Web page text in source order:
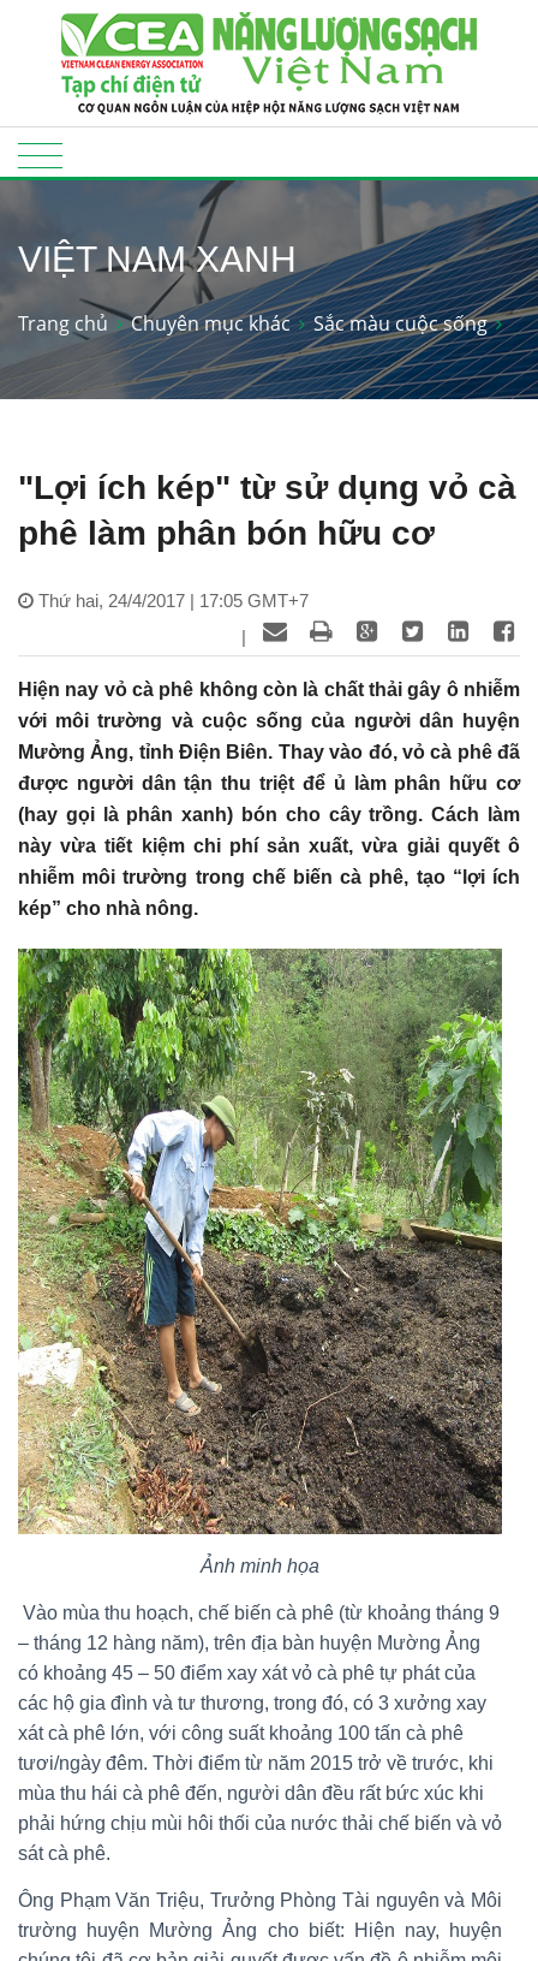
VIỆT NAM XANH
Trang chủ Chuyên mục khác Sắc màu cuộc sống
"Lợi ích kép" từ sử dụng vỏ cà
phê làm phân bón hữu cơ
Thứ hai, 24/4/2017 | 17:05 GMT+7
|
Hiện nay vỏ cà phê không còn là chất thải gây ô nhiễm
với môi trường và cuộc sống của người dân huyện
Mường Ảng, tỉnh Điện Biên. Thay vào đó, vỏ cà phê đã
được người dân tận thu triệt để ủ làm phân hữu cơ
(hay gọi là phân xanh) bón cho cây trồng. Cách làm
này vừa tiết kiệm chi phí sản xuất, vừa giải quyết ô
nhiễm môi trường trong chế biến cà phê, tạo “lợi ích
kép” cho nhà nông.
Ảnh minh họa
Vào mùa thu hoạch, chế biến cà phê (từ khoảng tháng 9
– tháng 12 hàng năm), trên địa bàn huyện Mường Ảng
có khoảng 45 – 50 điểm xay xát vỏ cà phê tự phát của
các hộ gia đình và tư thương, trong đó, có 3 xưởng xay
xát cà phê lớn, với công suất khoảng 100 tấn cà phê
tươi/ngày đêm. Thời điểm từ năm 2015 trở về trước, khi
mùa thu hái cà phê đến, người dân đều rất bức xúc khi
phải hứng chịu mùi hôi thối của nước thải chế biến và vỏ
sát cà phê.
Ông Phạm Văn Triệu, Trưởng Phòng Tài nguyên và Môi
trường huyện Mường Ảng cho biết: Hiện nay, huyện